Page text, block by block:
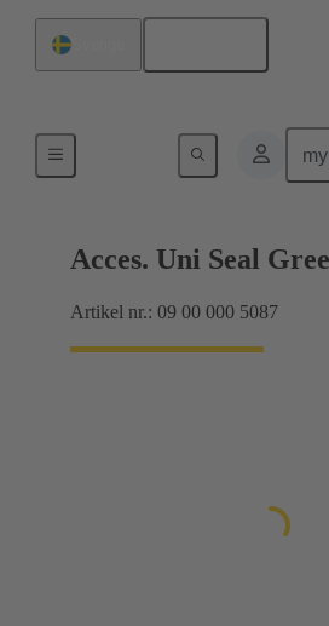
Kabelförskruvningar
Acces. Uni Seal
Artikel nr.: 09 00 000 5087